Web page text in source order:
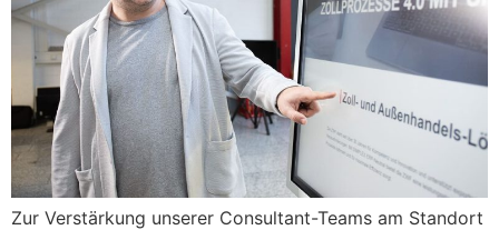
Zur Verstärkung unserer Consultant-Teams am Standort